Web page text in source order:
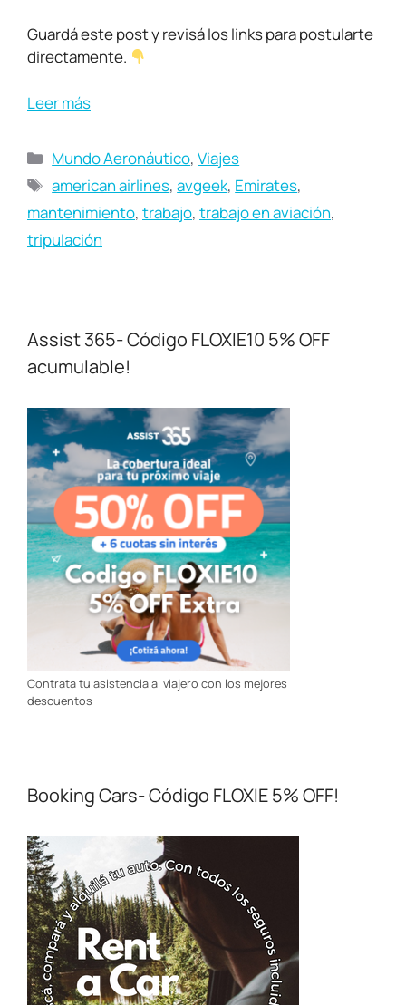
Guardá este post y revisá los links para postularte
directamente.
Leer más
Mundo Aeronáutico,Viajes
american airlines,avgeek, Emirates,
mantenimiento, trabajo, trabajo en aviación,
tripulación
Assist 365- Código FLOXIE10 5% OFF
acumulable!
Contrata tu asistencia al viajero con los mejores
descuentos
Booking Cars- Código FLOXIE 5% OFF!